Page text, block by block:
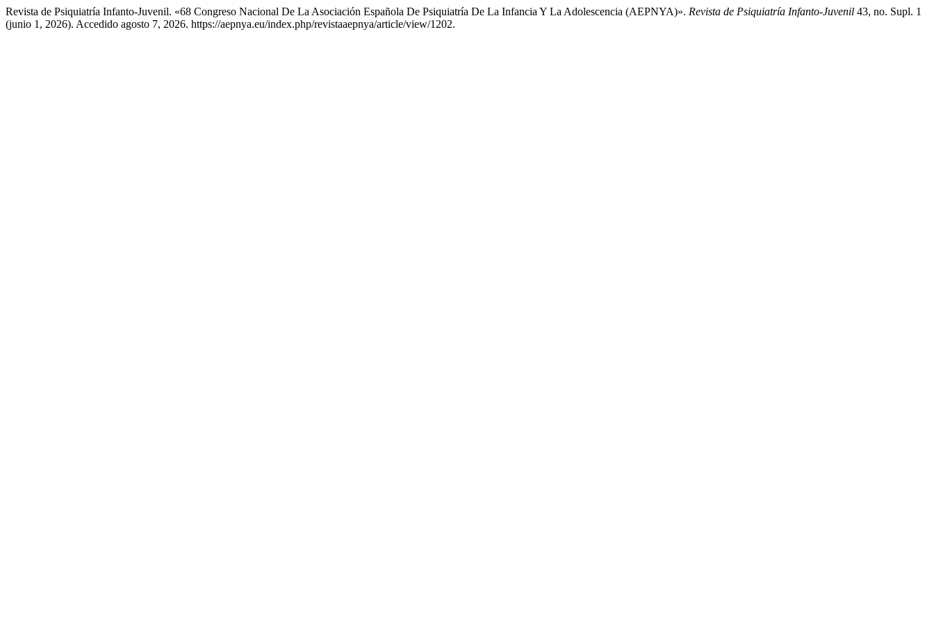
Revista de Psiquiatría Infanto-Juvenil. «68 Congreso Nacional De La Asociación Española De Psiquiatría De La Infancia Y La Adolescencia (AEPNYA)». Revista de Psiquiatría Infanto-Juvenil 43, no. Supl. 1
(junio 1, 2026). Accedido agosto 7, 2026. https://aepnya.eu/index.php/revistaaepnya/article/view/1202.